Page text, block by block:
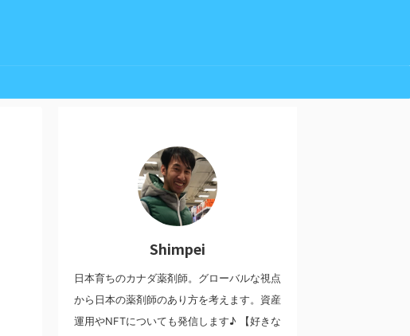
Shimpei
日本育ちのカナダ薬剤師。グローバルな視点
から日本の薬剤師のあり方を考えます。資産
運用やNFTについても発信します♪ 【好きな